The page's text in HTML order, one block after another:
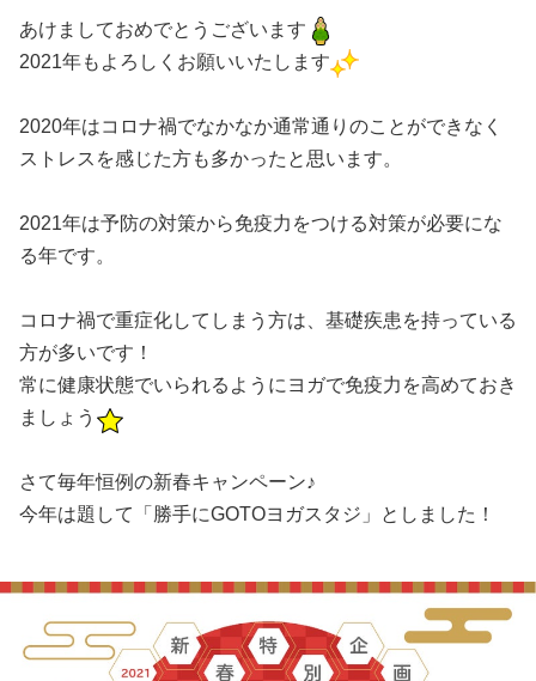
あけましておめでとうございます
2021年もよろしくお願いいたします
2020年はコロナ禍でなかなか通常通りのことができなく
ストレスを感じた方も多かったと思います。
2021年は予防の対策から免疫力をつける対策が必要にな
る年です。
コロナ禍で重症化してしまう方は、基礎疾患を持っている
方が多いです！
常に健康状態でいられるようにヨガで免疫力を高めておき
ましょう
さて毎年恒例の新春キャンペーン♪
今年は題して「勝手にGOTOヨガスタジ」としました！